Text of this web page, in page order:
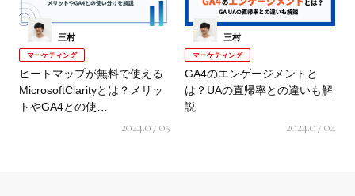
三村
マーケティング
ヒートマップが無料で使える
MicrosoftClarityとは？メリッ
トやGA4との使…
2024.07.05
三村
マーケティング
GA4のエンゲージメントと
は？UAの直帰率との違いも解
説
2024.07.04